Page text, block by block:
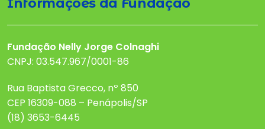
Fundação Nelly Jorge Colnaghi
CNPJ: 03.547.967/0001-86
Rua Baptista Grecco, nº 850
CEP 16309-088 – Penápolis/SP
(18) 3653-6445